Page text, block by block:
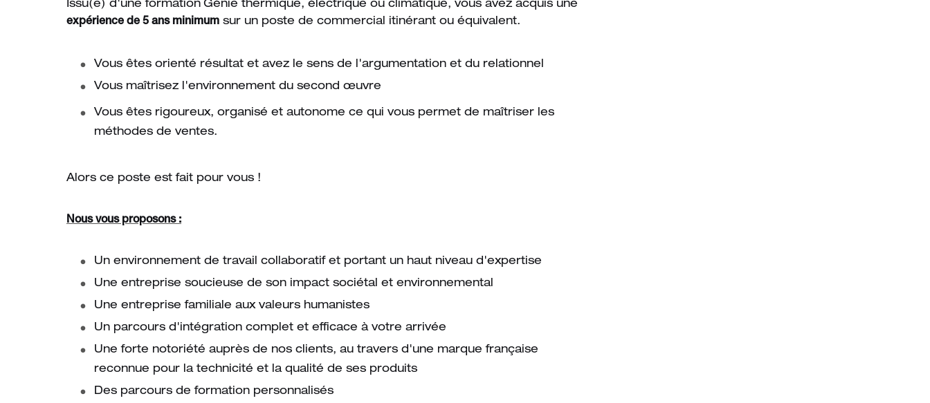
Issu(e) d'une formation Génie thermique, électrique ou climatique, vous avez acquis une
expérience de 5 ans minimum sur un poste de commercial itinérant ou équivalent.
Vous êtes orienté résultat et avez le sens de l'argumentation et du relationnel
Vous maîtrisez l'environnement du second œuvre
Vous êtes rigoureux, organisé et autonome ce qui vous permet de maîtriser les
méthodes de ventes.
Alors ce poste est fait pour vous !
Nous vous proposons :
Un environnement de travail collaboratif et portant un haut niveau d'expertise
Une entreprise soucieuse de son impact sociétal et environnemental
Une entreprise familiale aux valeurs humanistes
Un parcours d'intégration complet et efficace à votre arrivée
Une forte notoriété auprès de nos clients, au travers d'une marque française
reconnue pour la technicité et la qualité de ses produits
Des parcours de formation personnalisés